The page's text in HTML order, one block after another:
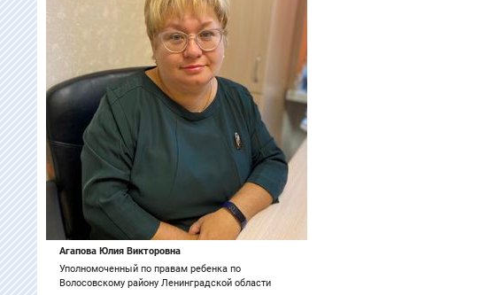
Агапова Юлия Викторовна
Уполномоченный по правам ребенка по
Волосовскому району Ленинградской области